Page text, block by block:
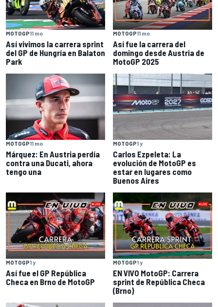
MOTOGP11 mo
Así vivimos la carrera sprint
del GP de Hungría en Balaton
Park
MOTOGP11 mo
Así fue la carrera del
domingo desde Austria de
MotoGP 2025
MOTOGP11 mo
Márquez: En Austria perdía
contra una Ducati, ahora
tengo una
MOTOGP1 y
Carlos Ezpeleta: La
evolución de MotoGP es
estar en lugares como
Buenos Aires
MOTOGP1 y
Así fue el GP República
Checa en Brno de MotoGP
MOTOGP1 y
EN VIVO MotoGP: Carrera
sprint de República Checa
(Brno)